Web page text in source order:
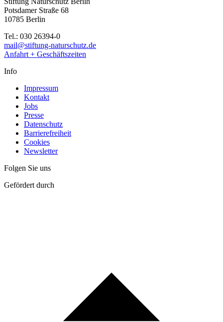
Potsdamer Straße 68
10785 Berlin
Tel.: 030 26394-0
mail@stiftung-naturschutz.de
Anfahrt + Geschäftszeiten
Info
Impressum
Kontakt
Jobs
Presse
Datenschutz
Barrierefreiheit
Cookies
Newsletter
Folgen Sie uns
Gefördert durch